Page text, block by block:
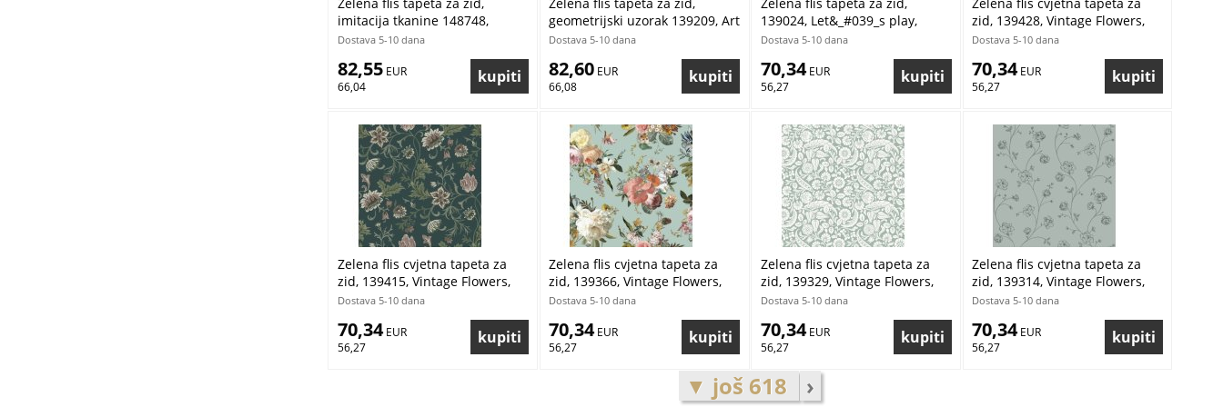
imitacija tkanine 148748,
Blush, Paradise, Esta Home
Dostava 5-10 dana
82,55 EUR
66,04
geometrijski uzorak 139209, Art
Deco, Est
Dostava 5-10 dana
82,60 EUR
66,08
139024, Let&_#039_s play,
Scandi cool, To the Moon and
Dostava 5-10 dana
70,34 EUR
56,27
zid, 139428, Vintage Flowers,
Esta Home
Dostava 5-10 dana
70,34 EUR
56,27
Zelena flis cvjetna tapeta za
zid, 139415, Vintage Flowers,
Esta Home
Dostava 5-10 dana
70,34 EUR
56,27
Zelena flis cvjetna tapeta za
zid, 139366, Vintage Flowers,
Esta Home
Dostava 5-10 dana
70,34 EUR
56,27
Zelena flis cvjetna tapeta za
zid, 139329, Vintage Flowers,
Esta Home
Dostava 5-10 dana
70,34 EUR
56,27
Zelena flis cvjetna tapeta za
zid, 139314, Vintage Flowers,
Esta Home
Dostava 5-10 dana
70,34 EUR
56,27
▼ još 618 ›